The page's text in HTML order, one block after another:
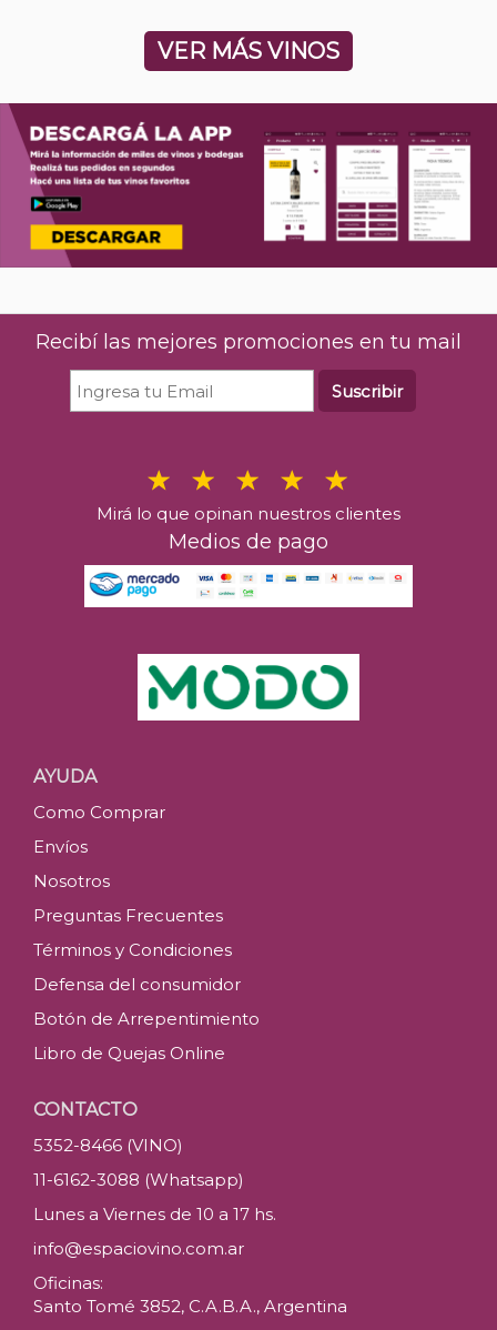
VER MÁS VINOS
Recibí las mejores promociones en tu mail
Suscribir
Mirá lo que opinan nuestros clientes
Medios de pago
AYUDA
Como Comprar
Envíos
Nosotros
Preguntas Frecuentes
Términos y Condiciones
Defensa del consumidor
Botón de Arrepentimiento
Libro de Quejas Online
CONTACTO
5352-8466 (VINO)
11-6162-3088 (Whatsapp)
Lunes a Viernes de 10 a 17 hs.
info@espaciovino.com.ar
Oficinas:
Santo Tomé 3852, C.A.B.A., Argentina